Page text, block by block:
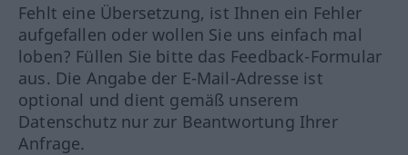
Fehlt eine Übersetzung, ist Ihnen ein Fehler
aufgefallen oder wollen Sie uns einfach mal
loben? Füllen Sie bitte das Feedback-Formular
aus. Die Angabe der E-Mail-Adresse ist
optional und dient gemäß unserem
Datenschutz nur zur Beantwortung Ihrer
Anfrage.